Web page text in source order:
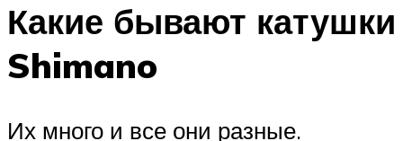
Какие бывают катушки
Shimano
Их много и все они разные.